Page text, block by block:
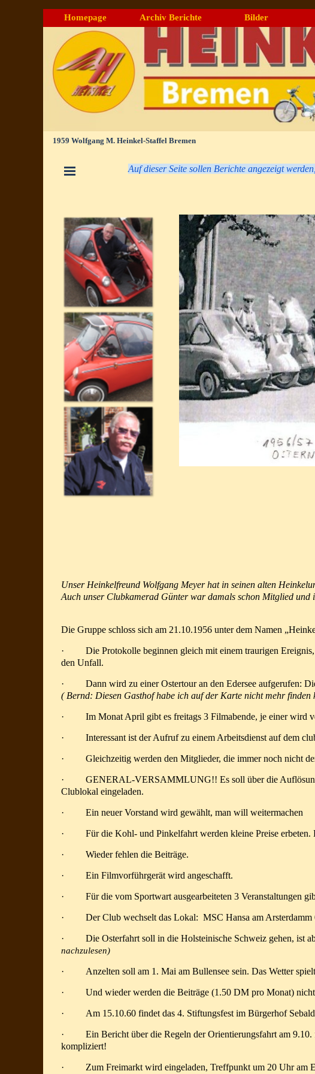
Homepage Archiv Berichte ▼
Bilder
1959 Wolfgang M. Heinkel-Staffel Bremen
Auf dieser Seite sollen Berichte angezeigt
Unser Heinkelfreund Wolfgang Meyer hat in seinen alten
Auch unser Clubkamerad Günter war damals schon Mitglied und
Die Gruppe schloss sich am 21.10.1956 unter dem Namen
· Die Protokolle beginnen gleich mit einem traurigen
den Unfall.
· Dann wird zu einer Ostertour an den Edersee aufgerufen:
( Bernd: Diesen Gasthof habe ich auf der Karte nicht mehr finden
· Im Monat April gibt es freitags 3 Filmabende, je einer wird
· Interessant ist der Aufruf zu einem Arbeitsdienst auf dem
· Gleichzeitig werden den Mitglieder, die immer noch nicht
· GENERAL-VERSAMMLUNG!! Es soll über die
Clublokal eingeladen.
· Ein neuer Vorstand wird gewählt, man will weitermachen
· Für die Kohl- und Pinkelfahrt werden kleine Preise
· Wieder fehlen die Beiträge.
· Ein Filmvorführgerät wird angeschafft.
· Für die vom Sportwart ausgearbeiteten 3 Veranstaltungen
· Der Club wechselt das Lokal: MSC Hansa am
· Die Osterfahrt soll in die Holsteinische Schweiz gehen, ist
nachzulesen)
· Anzelten soll am 1. Mai am Bullensee sein. Das Wetter
· Und wieder werden die Beiträge (1.50 DM pro Monat)
· Am 15.10.60 findet das 4. Stiftungsfest im Bürgerhof
· Ein Bericht über die Regeln der Orientierungsfahrt am 9.10.
kompliziert!
· Zum Freimarkt wird eingeladen, Treffpunkt um 20 Uhr am